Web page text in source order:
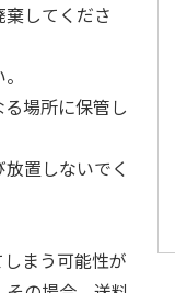
してくださ
場所に保管し
置しないでく
まう可能性が